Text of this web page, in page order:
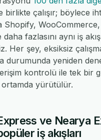
birlikte çalışır; böylece
Shopify,
fazlasını aynı iş
Her şey, eksiksiz
durumunda yeniden
kontrolü ile tek bir
yürütülür.
ve Nearya
iş akışları